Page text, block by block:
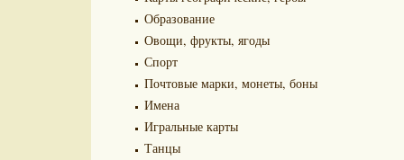
Образование
Овощи, фрукты, ягоды
Спорт
Почтовые марки, монеты, боны
Имена
Игральные карты
Танцы